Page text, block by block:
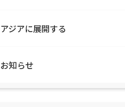
アジアに展開する
お知らせ